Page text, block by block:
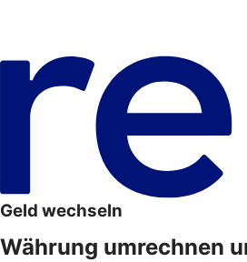
Geld wechseln
Währung umrechnen